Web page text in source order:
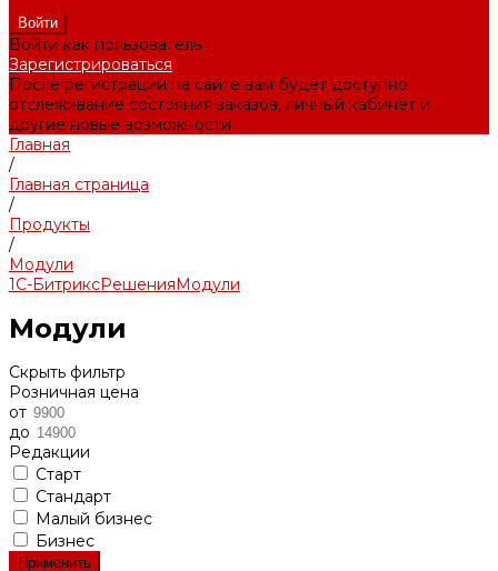
Войти как пользователь
Зарегистрироваться
После регистрации на сайте вам будет доступно
отслеживание состояния заказов, личный кабинет и
другие новые возможности
Главная
/
Главная страница
/
Продукты
/
Модули
1С-БитриксРешенияМодули
Модули
Скрыть фильтр
Розничная цена
от
до
Редакции
Старт
Стандарт
Малый бизнес
Бизнес